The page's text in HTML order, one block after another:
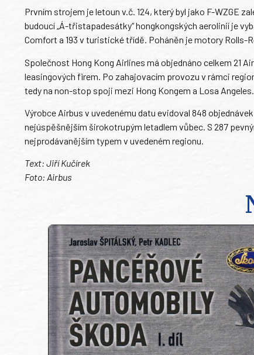
Prvním strojem je letoun v.č. 124, který byl jako F-WZGE
budoucí „Á-třistapadesátky“ hongkongských aerolinií je
Comfort a 193 v turistické třídě. Poháněn je motory Rolls-
Společnost Hong Kong Airlines má objednáno celkem 21
leasingových firem. Po zahajovacím provozu v rámci
tedy na non-stop spoji mezi Hong Kongem a Losa Angeles.
Výrobce Airbus v uvedenému datu evidoval 848
nejúspěšnějším širokotrupým letadlem vůbec. S 287
nejprodávanějším typem v uvedeném regionu.
Text: Jiří Kučírek
Foto: Airbus